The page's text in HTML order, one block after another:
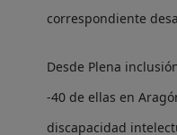
correspondiente
Desde Plena
-40 de ellas en
discapacidad